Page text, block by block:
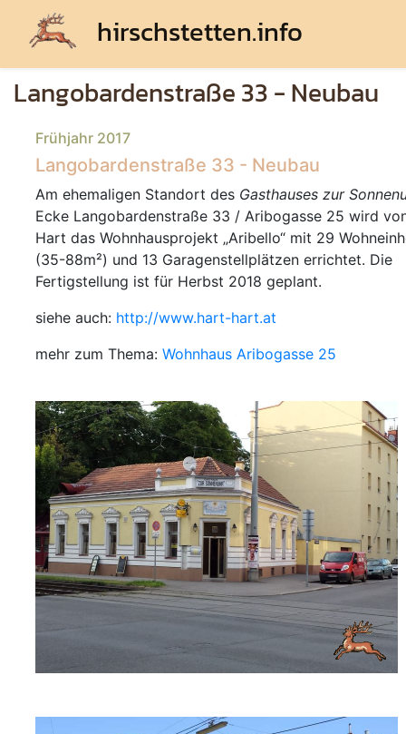
hirschstetten.info
Langobardenstraße 33 - Neubau
Frühjahr 2017
Langobardenstraße 33 - Neubau
Am ehemaligen Standort des Gasthauses zur
Ecke Langobardenstraße 33 / Aribogasse 25 wird
Hart das Wohnhausprojekt Aribello mit 29
(35-88m²) und 13 Garagenstellplätzen errichtet. Die
Fertigstellung ist für Herbst 2018 geplant.
siehe auch: http://www.hart-hart.at
mehr zum Thema: Wohnhaus Aribogasse 25